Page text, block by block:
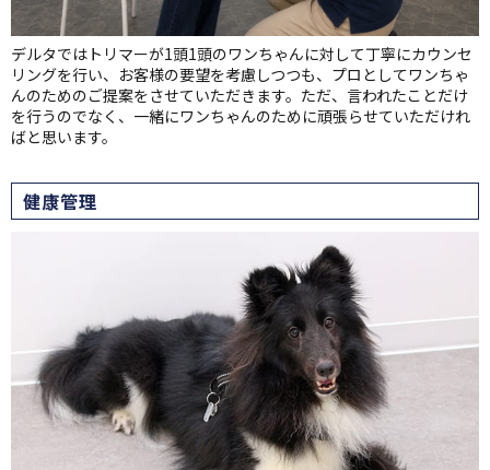
デルタではトリマーが1頭1頭のワンちゃんに対して丁寧にカウンセ
リングを行い、お客様の要望を考慮しつつも、プロとしてワンちゃ
んのためのご提案をさせていただきます。ただ、言われたことだけ
を行うのでなく、一緒にワンちゃんのために頑張らせていただけれ
ばと思います。
健康管理